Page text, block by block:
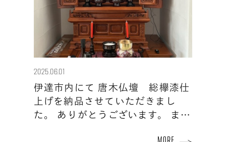
2025.06.01
伊達市内にて 唐木仏壇 総欅漆仕
上げを納品させていただきまし
た。 ありがとうございます。 ま…